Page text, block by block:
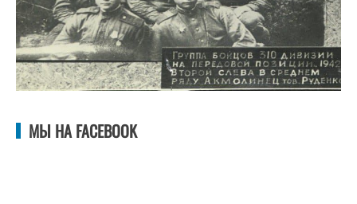
МЫ НА FACEBOOK